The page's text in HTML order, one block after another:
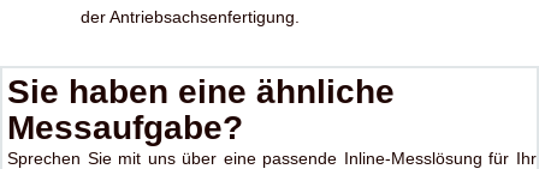
der Antriebsachsenfertigung.
Sie haben eine ähnliche
Messaufgabe?
Sprechen Sie mit uns über eine passende Inline-Messlösung für Ihr